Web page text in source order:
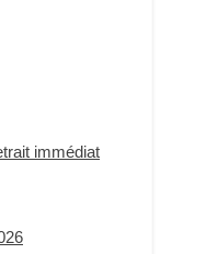
immédiat